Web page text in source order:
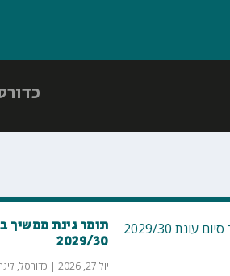
תומר גינת ממשיך
2029/30
יול 27, 2026 | כדורסל,